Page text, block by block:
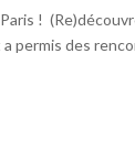
!
permis des